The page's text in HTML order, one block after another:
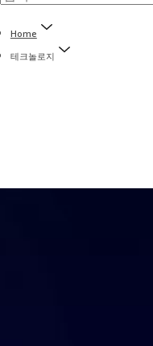
Home
테크놀로지